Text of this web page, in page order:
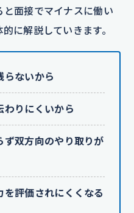
面接でマイナスに働い
に解説していきます。
らないから
わりにくいから
ず双方向のやり取りが
を評価されにくくなる